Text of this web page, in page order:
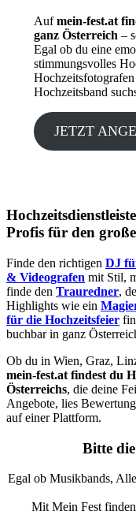
Aufmein-fest.at
ganz Österreich–
Egal ob du eine
stimmungsvolles
Hochzeitsband
JETZT
Profis für den
Finde den richtigen DJ
& Videografen mit Stil,
finde den Trauredner,
Highlights wie ein
für die Hochzeitsfeier
buchbar in ganz
Ob du in Wien, Graz,
mein-fest.at findest du
Österreichs, die deine
Angebote, lies
auf einer Plattform.
Bitte
Egal ob Musikbands,
Mit Mein Fest